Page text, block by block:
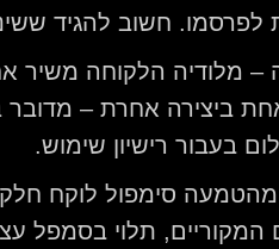
לפרסמו. חשוב להגיד
מלודיה הלקוחה משיר
ביצירה אחרת – מדובר
בעבור רישיון שימוש.
סימפול לוקח
המקוריים, תלוי בסמפל